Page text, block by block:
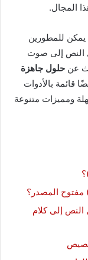
المجال.
يمكن للمطورين
النص إلى صوت
عن حلول جاهزة
قائمة بالأدوات
ومميزات متنوعة
النص إلى كلام